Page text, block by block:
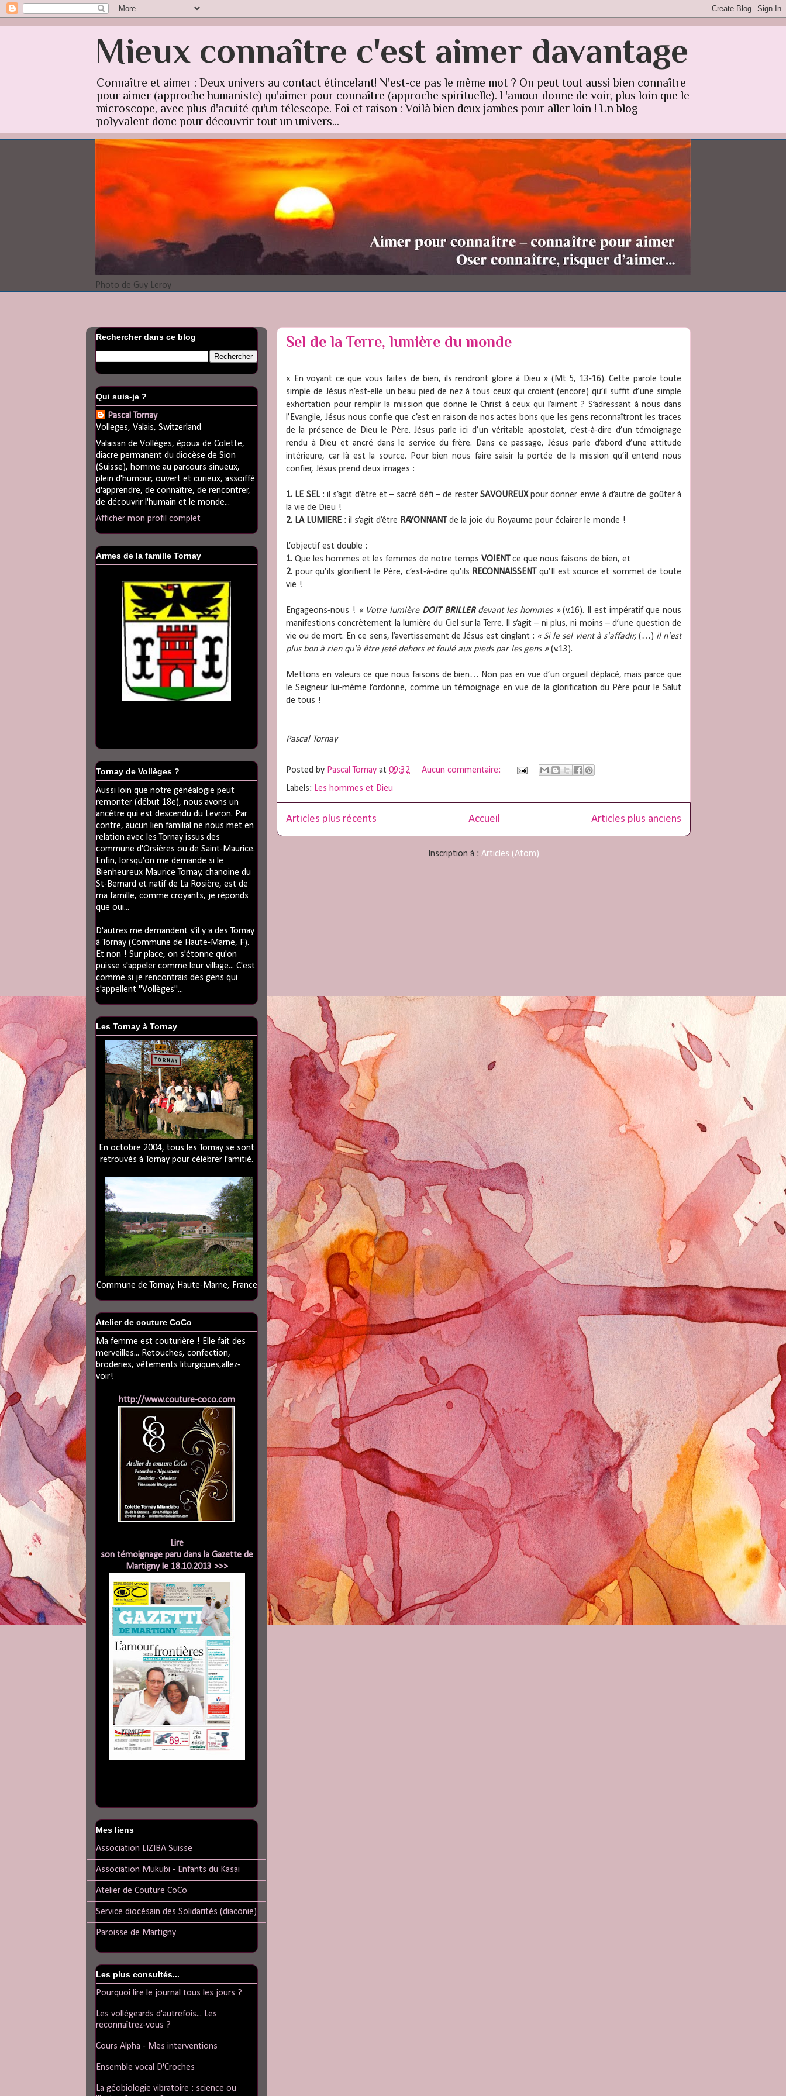
Mieux connaître c'est aimer davantage
Connaître et aimer : Deux univers au contact étincelant! N'est-ce pas le même mot ? On peut tout aussi bien connaître
pour aimer (approche humaniste) qu'aimer pour connaître (approche spirituelle). L'amour donne de voir, plus loin que le
microscope, avec plus d'acuité qu'un télescope. Foi et raison : Voilà bien deux jambes pour aller loin ! Un blog
polyvalent donc pour découvrir tout un univers...
Photo de Guy Leroy
Sel de la Terre, lumière du monde
« En voyant ce que vous faites de bien, ils rendront gloire à Dieu » (Mt 5, 13-16). Cette parole toute
simple de Jésus n’est-elle un beau pied de nez à tous ceux qui croient (encore) qu’il suffit d’une simple
exhortation pour remplir la mission que donne le Christ à ceux qui l’aiment ? S’adressant à nous dans
l’Evangile, Jésus nous confie que c’est en raison de nos actes bons que les gens reconnaîtront les traces
de la présence de Dieu le Père. Jésus parle ici d’un véritable apostolat, c’est-à-dire d’un témoignage
rendu à Dieu et ancré dans le service du frère. Dans ce passage, Jésus parle d’abord d’une attitude
intérieure, car là est la source. Pour bien nous faire saisir la portée de la mission qu’il entend nous
confier, Jésus prend deux images :
1. LE SEL: il s’agit d’être et – sacré défi – de rester SAVOUREUXpour donner envie à d’autre de goûter à
la vie de Dieu !
2. LA LUMIERE : il s’agit d’être RAYONNANT de la joie du Royaume pour éclairer le monde !
L’objectif est double :
1. Que les hommes et les femmes de notre temps VOIENT ce que nous faisons de bien, et
2. pour qu’ils glorifient le Père, c’est-à-dire qu’ils RECONNAISSENTqu’Il est source et sommet de toute
vie !
Engageons-nous ! « Votre lumière DOIT BRILLERdevant les hommes »(v.16). Il est impératif que nous
manifestions concrètement la lumière du Ciel sur la Terre. Il s’agit – ni plus, ni moins – d’une question de
vie ou de mort. En ce sens, l’avertissement de Jésus est cinglant : « Si le sel vient à s'affadir, (…) il n'est
plus bon à rien qu'à être jeté dehors et foulé aux pieds par les gens »(v.13).
Mettons en valeurs ce que nous faisons de bien… Non pas en vue d’un orgueil déplacé, mais parce que
le Seigneur lui-même l’ordonne, comme un témoignage en vue de la glorification du Père pour le Salut
de tous !
Pascal Tornay
Posted by Pascal Tornay at 09:32
Aucun commentaire:
Labels: Les hommes et Dieu
Articles plus récents Articles plus anciens
Accueil
Inscription à : Articles (Atom)
Rechercher dans ce blog
Qui suis-je ?
Pascal Tornay
Volleges, Valais, Switzerland
Valaisan de Vollèges, époux de Colette,
diacre permanent du diocèse de Sion
(Suisse), homme au parcours sinueux,
plein d'humour, ouvert et curieux, assoiffé
d'apprendre, de connaître, de rencontrer,
de découvrir l'humain et le monde...
Afficher mon profil complet
Armes de la famille Tornay
Tornay de Vollèges ?
Aussi loin que notre généalogie peut
remonter (début 18e), nous avons un
ancêtre qui est descendu du Levron. Par
contre, aucun lien familial ne nous met en
relation avec les Tornay issus des
commune d'Orsières ou de Saint-Maurice.
Enfin, lorsqu'on me demande si le
Bienheureux Maurice Tornay, chanoine du
St-Bernard et natif de La Rosière, est de
ma famille, comme croyants, je réponds
que oui...
D'autres me demandent s'il y a des Tornay
à Tornay (Commune de Haute-Marne, F).
Et non ! Sur place, on s'étonne qu'on
puisse s'appeler comme leur village... C'est
comme si je rencontrais des gens qui
s'appellent "Vollèges"...
Les Tornay à Tornay
En octobre 2004, tous les Tornay se sont
retrouvés à Tornay pour célébrer l'amitié.
Commune de Tornay, Haute-Marne, France
Atelier de couture CoCo
Ma femme est couturière ! Elle fait des
merveilles... Retouches, confection,
broderies, vêtements liturgiques,allez-
voir!
http://www.couture-coco.com
Lire
son témoignage paru dans la Gazette de
Martigny le 18.10.2013 >>>
Mes liens
Association LIZIBA Suisse
Association Mukubi - Enfants du Kasai
Atelier de Couture CoCo
Service diocésain des Solidarités (diaconie)
Paroisse de Martigny
Les plus consultés...
Pourquoi lire le journal tous les jours ?
Les vollégeards d'autrefois... Les
reconnaîtrez-vous ?
Cours Alpha - Mes interventions
Ensemble vocal D'Croches
La géobiologie vibratoire : science ou